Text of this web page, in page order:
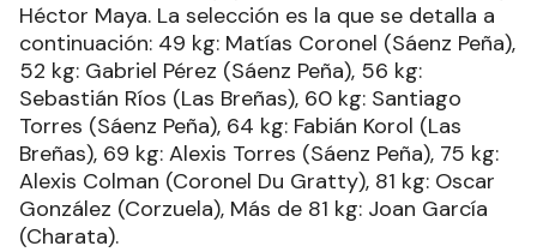
Héctor Maya. La selección es la que se detalla a
continuación: 49 kg: Matías Coronel (Sáenz Peña),
52 kg: Gabriel Pérez (Sáenz Peña), 56 kg:
Sebastián Ríos (Las Breñas), 60 kg: Santiago
Torres (Sáenz Peña), 64 kg: Fabián Korol (Las
Breñas), 69 kg: Alexis Torres (Sáenz Peña), 75 kg:
Alexis Colman (Coronel Du Gratty), 81 kg: Oscar
González (Corzuela), Más de 81 kg: Joan García
(Charata).